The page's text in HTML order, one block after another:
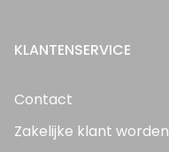
KLANTENSERVICE
Contact
Zakelijke klant worden